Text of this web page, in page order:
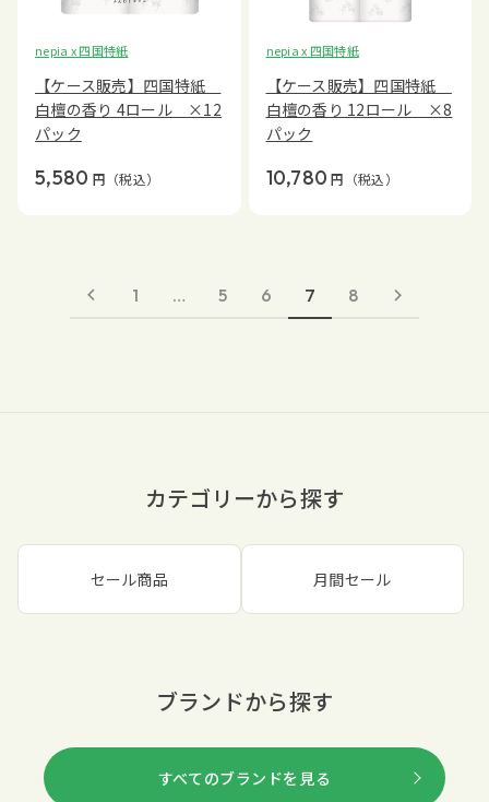
nepia x 四国特紙
【ケース販売】四国特紙
白檀の香り 4ロール ×12
パック
5,580 円 （税込）
nepia x 四国特紙
【ケース販売】四国特紙
白檀の香り 12ロール ×8
パック
10,780 円 （税込）
1 … 5 6 7 8
カテゴリーから探す
セール商品 月間セール
ブランドから探す
すべてのブランドを見る